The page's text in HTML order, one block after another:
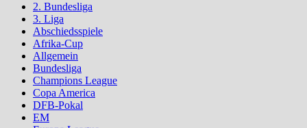
2. Bundesliga
3. Liga
Abschiedsspiele
Afrika-Cup
Allgemein
Bundesliga
Champions League
Copa America
DFB-Pokal
EM